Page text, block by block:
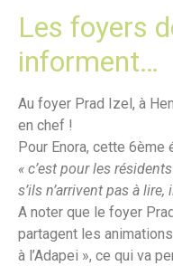
Les foyers
informent…
Au foyer Prad Izel, à
en chef !
Pour Enora, cette 6ème
« c’est pour les
s’ils n’arrivent pas à
A noter que le foyer
partagent les
à l’Adapei », ce qui va